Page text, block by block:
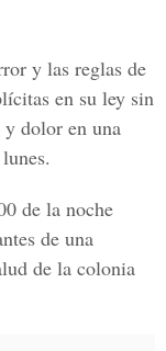
y las reglas de
en su ley sin
y dolor en una
de la noche
de una
de la colonia